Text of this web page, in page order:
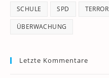
SCHULE SPD TERROR
ÜBERWACHUNG
Letzte Kommentare